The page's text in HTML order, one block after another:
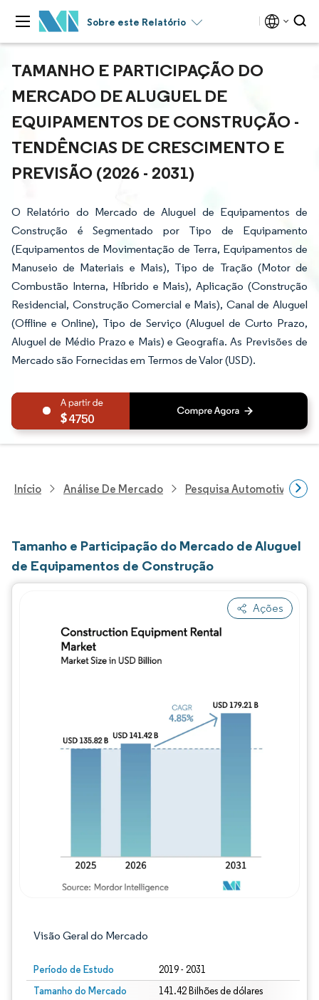
Sobre este Relatório
TAMANHO E PARTICIPAÇÃO DO
MERCADO DE ALUGUEL DE
EQUIPAMENTOS DE CONSTRUÇÃO -
TENDÊNCIAS DE CRESCIMENTO E
PREVISÃO (2026 - 2031)
O Relatório do Mercado de Aluguel de Equipamentos de
Construção é Segmentado por Tipo de Equipamento
(Equipamentos de Movimentação de Terra, Equipamentos de
Manuseio de Materiais e Mais), Tipo de Tração (Motor de
Combustão Interna, Híbrido e Mais), Aplicação (Construção
Residencial, Construção Comercial e Mais), Canal de Aluguel
(Offline e Online), Tipo de Serviço (Aluguel de Curto Prazo,
Aluguel de Médio Prazo e Mais) e Geografia. As Previsões de
Mercado são Fornecidas em Termos de Valor (USD).
4750
Início Análise De Mercado Pesquisa Automotiva
Tamanho e Participação do Mercado de Aluguel
de Equipamentos de Construção
Ações
Visão Geral do Mercado
Período de Estudo 2019 - 2031
Tamanho do Mercado
141.42 Bilhões de dólares